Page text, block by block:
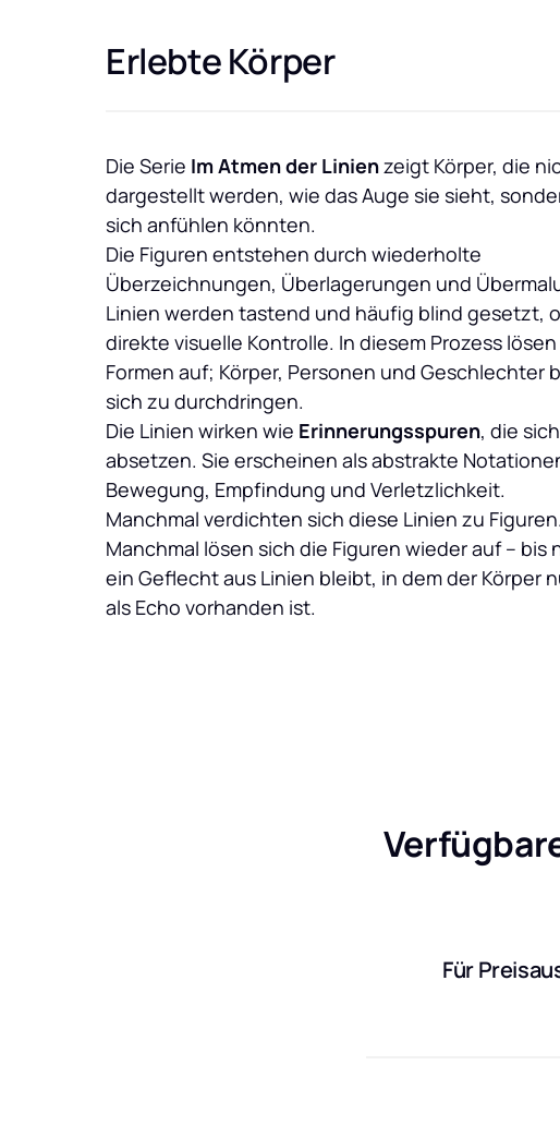
Erlebte Körper
Die Serie Im Atmen der Linien zeigt Körper, die
dargestellt werden, wie das Auge sie sieht,
sich anfühlen könnten.
Die Figuren entstehen durch wiederholte
Überzeichnungen, Überlagerungen und
Linien werden tastend und häufig blind gesetzt,
direkte visuelle Kontrolle. In diesem Prozess
Formen auf; Körper, Personen und Geschlechter
sich zu durchdringen.
Die Linien wirken wie Erinnerungsspuren, die
absetzen. Sie erscheinen als abstrakte
Bewegung, Empfindung und Verletzlichkeit.
Manchmal verdichten sich diese Linien zu Figuren.
Manchmal lösen sich die Figuren wieder auf – bis
ein Geflecht aus Linien bleibt, in dem der Körper
als Echo vorhanden ist.
Für